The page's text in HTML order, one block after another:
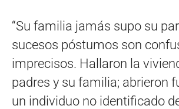
“Su familia jamás supo su
sucesos póstumos son
imprecisos. Hallaron la
padres y su familia; abrieron
un individuo no identificado